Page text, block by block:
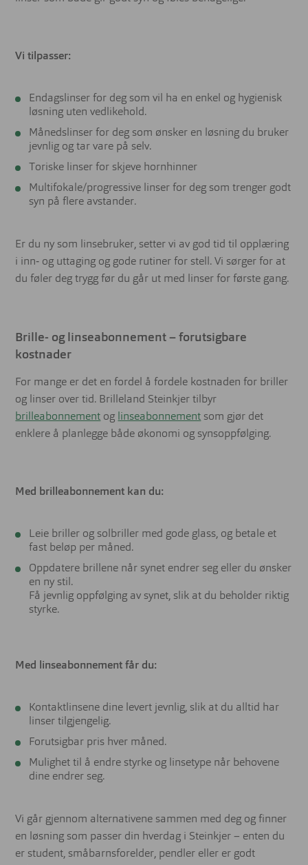
Vi tilpasser:
Endagslinser for deg som vil ha en enkel og hygienisk
løsning uten vedlikehold.
Månedslinser for deg som ønsker en løsning du bruker
jevnlig og tar vare på selv.
Toriske linser for skjeve hornhinner
Multifokale/progressive linser for deg som trenger godt
syn på flere avstander.
Er du ny som linsebruker, setter vi av god tid til opplæring
i inn‑ og uttaging og gode rutiner for stell. Vi sørger for at
du føler deg trygg før du går ut med linser for første gang.
Brille- og linseabonnement – forutsigbare
kostnader
For mange er det en fordel å fordele kostnaden for briller
og linser over tid. Brilleland Steinkjer tilbyr
brilleabonnement og linseabonnement som gjør det
enklere å planlegge både økonomi og synsoppfølging.
Med brilleabonnement kan du:
Leie briller og solbriller med gode glass, og betale et
fast beløp per måned.
Oppdatere brillene når synet endrer seg eller du ønsker
en ny stil.
Få jevnlig oppfølging av synet, slik at du beholder riktig
styrke.
Med linseabonnement får du:
Kontaktlinsene dine levert jevnlig, slik at du alltid har
linser tilgjengelig.
Forutsigbar pris hver måned.
Mulighet til å endre styrke og linsetype når behovene
dine endrer seg.
Vi går gjennom alternativene sammen med deg og finner
en løsning som passer din hverdag i Steinkjer – enten du
er student, småbarnsforelder, pendler eller er godt